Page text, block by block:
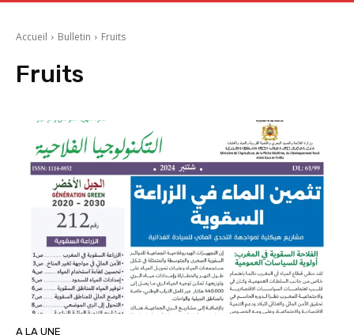
Accueil Bulletin Fruits
Fruits
A LA UNE